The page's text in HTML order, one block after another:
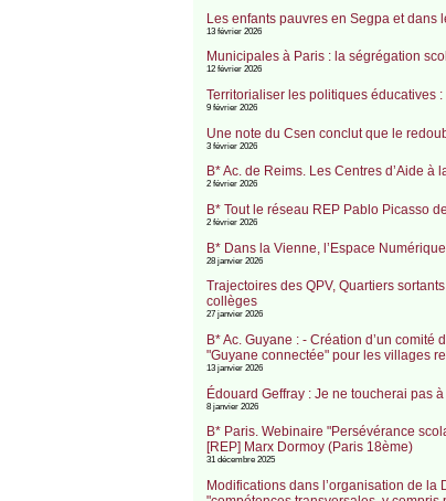
Les enfants pauvres en Segpa et dans
13 février 2026
Municipales à Paris : la ségrégation
12 février 2026
Territorialiser les politiques éducatives
9 février 2026
Une note du Csen conclut que le
3 février 2026
B* Ac. de Reims. Les Centres d’Aide
2 février 2026
B* Tout le réseau REP Pablo Picasso
2 février 2026
B* Dans la Vienne, l’Espace
28 janvier 2026
Trajectoires des QPV, Quartiers
collèges
27 janvier 2026
B* Ac. Guyane : - Création d’un
"Guyane connectée" pour les villages
13 janvier 2026
Édouard Geffray : Je ne toucherai pas
8 janvier 2026
B* Paris. Webinaire "Persévérance
[REP] Marx Dormoy (Paris 18ème)
31 décembre 2025
Modifications dans l’organisation de